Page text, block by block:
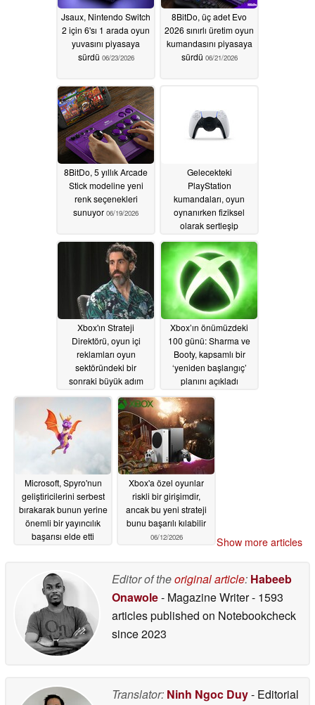
Jsaux, Nintendo Switch
2 için 6'sı 1 arada oyun
yuvasını piyasaya
sürdü 06/23/2026
8BitDo, üç adet Evo
2026 sınırlı üretim oyun
kumandasını piyasaya
sürdü 06/21/2026
8BitDo, 5 yıllık Arcade
Stick modeline yeni
renk seçenekleri
sunuyor 06/19/2026
Gelecekteki
PlayStation
kumandaları, oyun
oynanırken fiziksel
olarak sertleşip
06/17/2026
Xbox'ın Strateji
Direktörü, oyun içi
reklamları oyun
sektöründeki bir
sonraki büyük adım
06/13/2026
Xbox’ın önümüzdeki
100 günü: Sharma ve
Booty, kapsamlı bir
‘yeniden başlangıç’
planını açıkladı
06/12/2026
Microsoft, Spyro'nun
geliştiricilerini serbest
bırakarak bunun yerine
önemli bir yayıncılık
başarısı elde etti
Xbox'a özel oyunlar
riskli bir girişimdir,
ancak bu yeni strateji
bunu başarılı kılabilir
06/12/2026 Show more articles
Editor of theoriginal article: Habeeb
Onawole- Magazine Writer- 1593
articles published on Notebookcheck
since 2023
Translator: Ninh Ngoc Duy- Editorial